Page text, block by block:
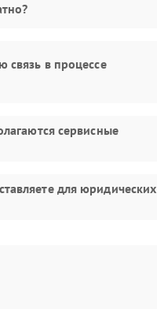
связь в процессе
сервисные
для юридических